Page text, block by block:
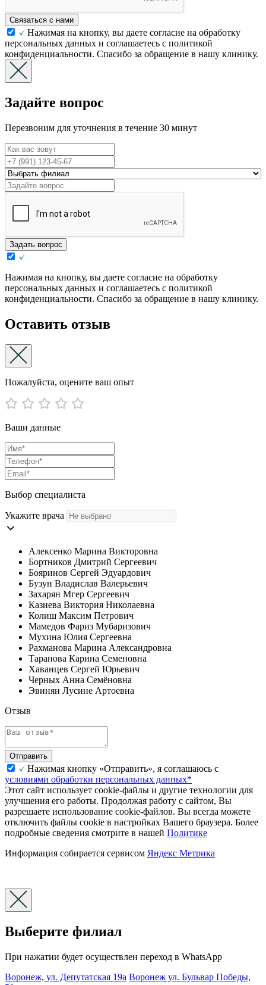
Связаться с нами
Нажимая на кнопку, вы даете согласие на обработку
персональных данных и соглашаетесь с политикой
конфиденциальности. Спасибо за обращение в нашу клинику.
Задайте вопрос
Перезвоним для уточнения в течение 30 минут
Задать вопрос
Нажимая на кнопку, вы даете согласие на обработку
персональных данных и соглашаетесь с политикой
конфиденциальности. Спасибо за обращение в нашу клинику.
Оставить отзыв
Пожалуйста, оцените ваш опыт
Ваши данные
Выбор специалиста
Укажите врача
Алексенко Марина Викторовна
Бортников Дмитрий Сергеевич
Бояринов Сергей Эдуардович
Бузун Владислав Валерьевич
Захарян Мгер Сергеевич
Казиева Виктория Николаевна
Колиш Максим Петрович
Мамедов Фариз Мубаризович
Мухина Юлия Сергеевна
Рахманова Марина Александровна
Таранова Карина Семеновна
Хаванцев Сергей Юрьевич
Черных Анна Семёновна
Эвинян Лусине Артоевна
Отзыв
Отправить
Нажимая кнопку «Отправить», я соглашаюсь с
условиями обработки персональных данных*
Этот сайт использует cookie-файлы и другие технологии для
улучшения его работы. Продолжая работу с сайтом, Вы
разрешаете использование cookie-файлов. Вы всегда можете
отключить файлы cookie в настройках Вашего браузера. Более
подробные сведения смотрите в нашей Политике
Информация собирается сервисом Яндекс Метрика
Выберите филиал
При нажатии будет осуществлен переход в WhatsApp
Воронеж, ул. Депутатская 19а Воронеж ул. Бульвар Победы,